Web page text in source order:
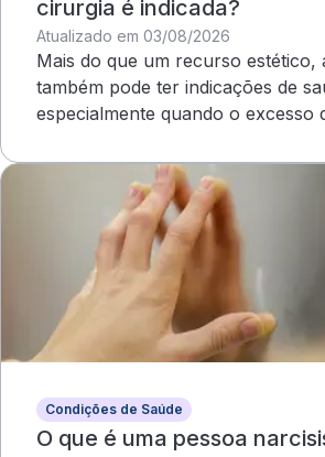
cirurgia é indicada?
Atualizado em 03/08/2026
Mais do que um recurso estético,
também pode ter indicações de
especialmente quando o excesso
Condições de Saúde
O que é uma pessoa